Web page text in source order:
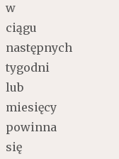
w
ciągu
następnych
tygodni
lub
miesięcy
powinna
się